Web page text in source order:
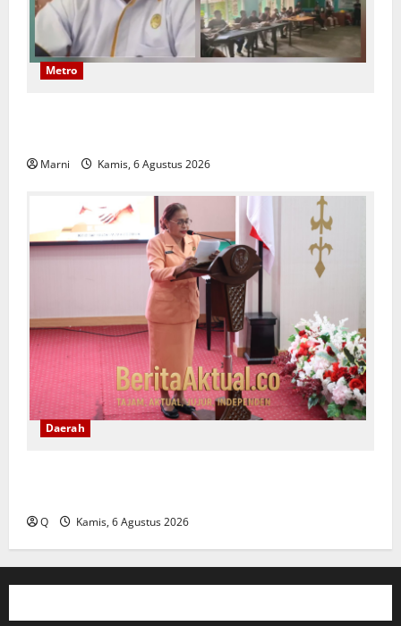
Metro
Marni Kamis, 6 Agustus 2026
Daerah
Q Kamis, 6 Agustus 2026